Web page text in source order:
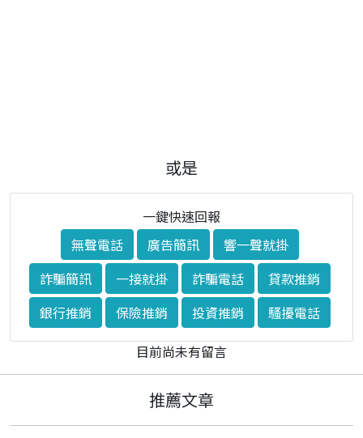
或是
一鍵快速回報
無聲電話
廣告簡訊
響一聲就掛
詐騙簡訊
一接就掛 詐騙電話
貸款推銷
銀行推銷
保險推銷 投資推銷
騷擾電話
目前尚未有留言
推薦文章